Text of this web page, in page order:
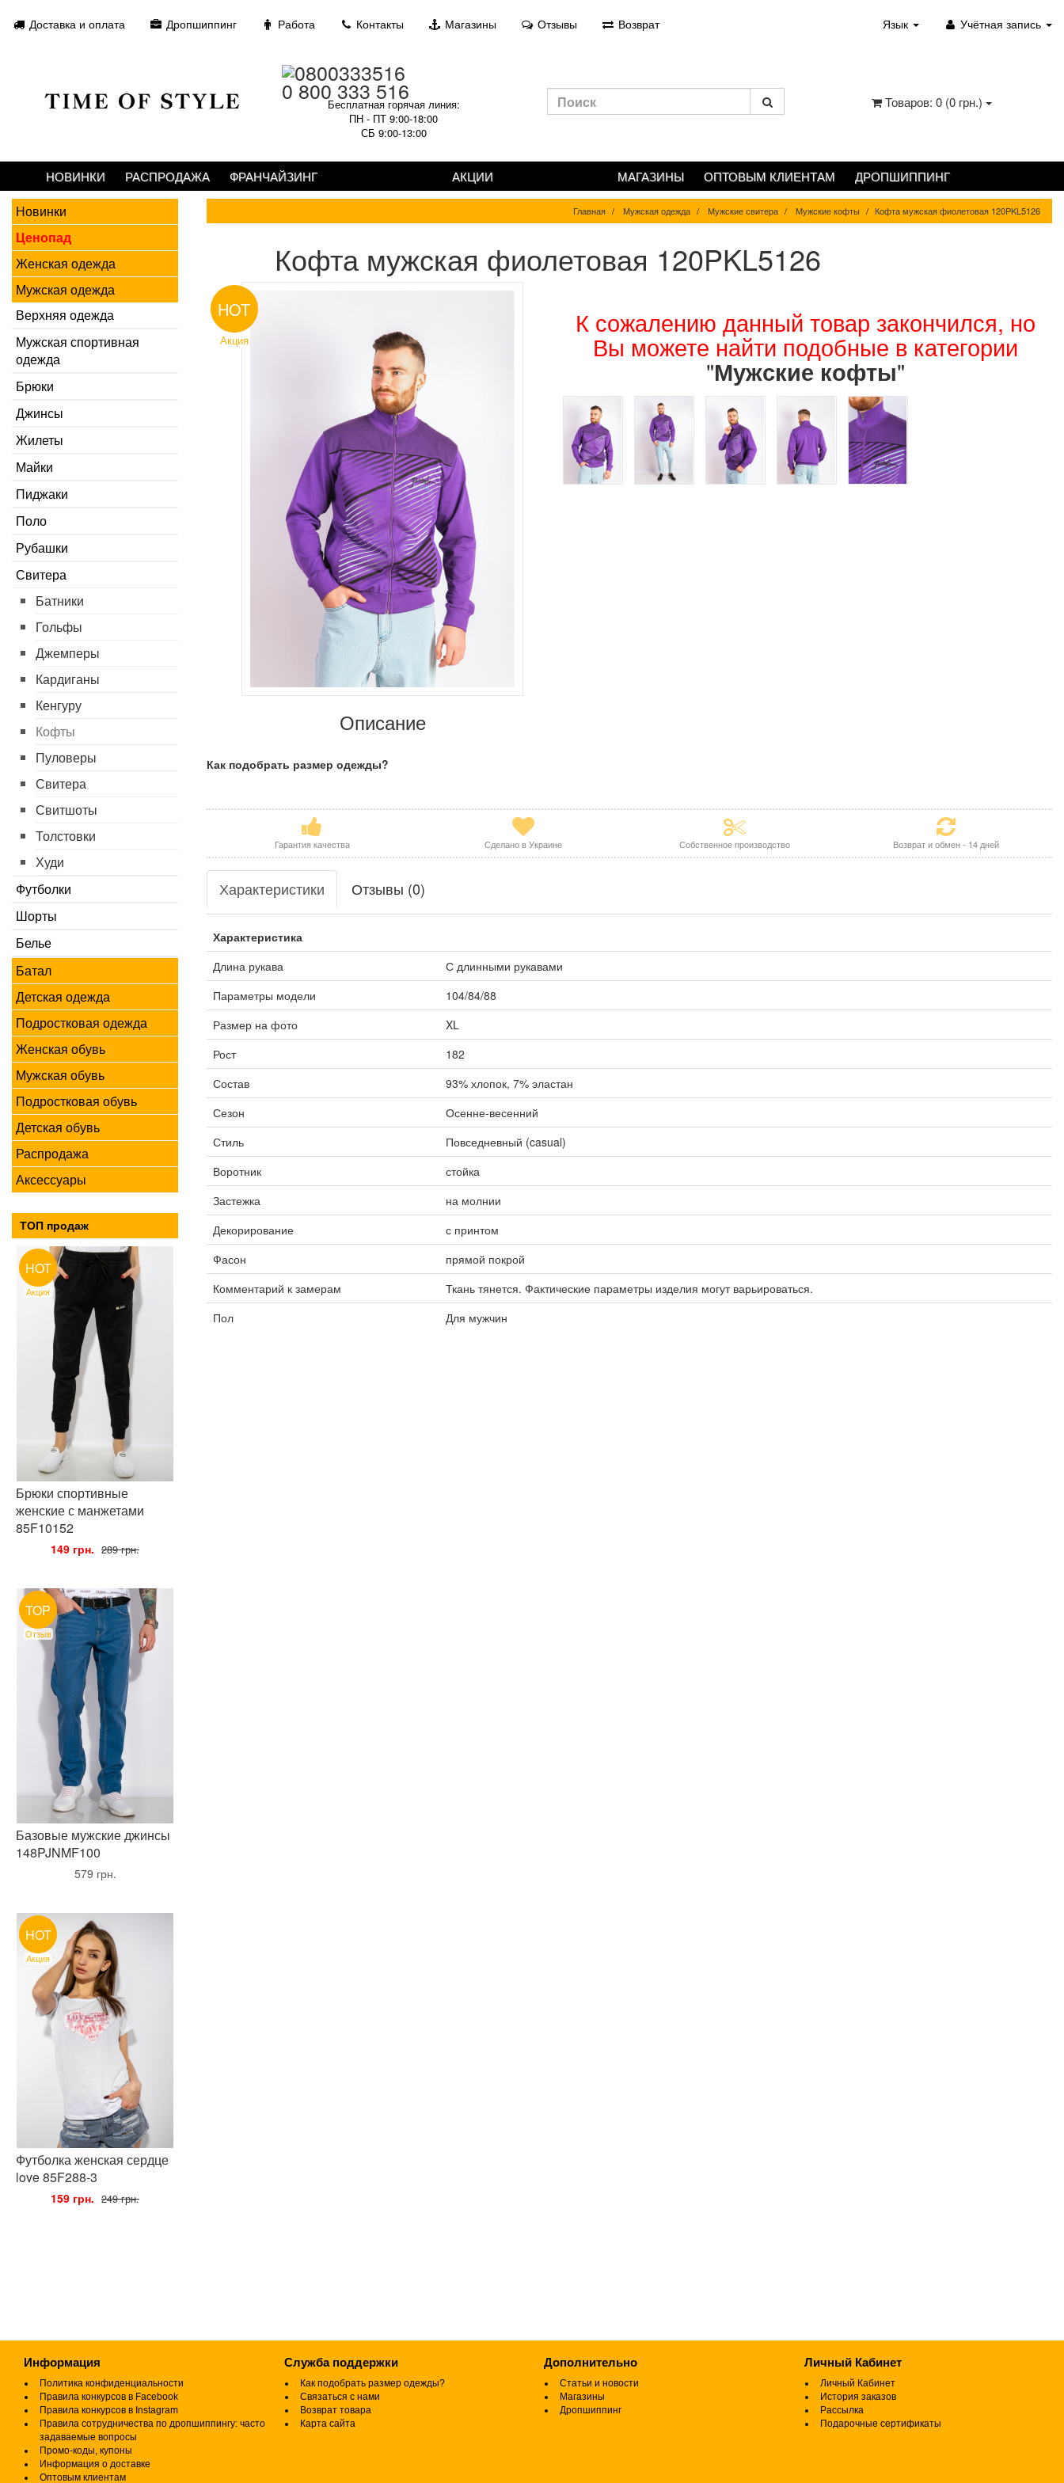
Доставка и оплата Дропшиппинг Работа Контакты Магазины Отзывы Возврат Язык Учётная запись
0 800 333 516
Бесплатная горячая линия:
ПН - ПТ 9:00-18:00
СБ 9:00-13:00
Товаров: 0 (0 грн.)
НОВИНКИ РАСПРОДАЖА ФРАНЧАЙЗИНГ АКЦИИ МАГАЗИНЫ ОПТОВЫМ КЛИЕНТАМ ДРОПШИППИНГ
Новинки
Ценопад
Женская одежда
Мужская одежда
Верхняя одежда
Мужская спортивная
одежда
Брюки
Джинсы
Жилеты
Майки
Пиджаки
Поло
Рубашки
Свитера
Батники
Гольфы
Джемперы
Кардиганы
Кенгуру
Кофты
Пуловеры
Свитера
Свитшоты
Толстовки
Худи
Футболки
Шорты
Белье
Батал
Детская одежда
Подростковая одежда
Женская обувь
Мужская обувь
Подростковая обувь
Детская обувь
Распродажа
Аксессуары
ТОП продаж
HOT
Акция
Брюки спортивные
женские с манжетами
85F10152
149 грн. 289 грн.
TOP
Отзыв
Базовые мужские джинсы
148PJNMF100
579 грн.
HOT
Акция
Футболка женская сердце
love 85F288-3
159 грн. 249 грн.
Главная Мужская одежда Мужские свитера Мужские кофты Кофта мужская фиолетовая 120PKL5126
Кофта мужская фиолетовая 120PKL5126
HOT
Акция
Описание
К сожалению данный товар закончился, но
Вы можете найти подобные в категории
"Мужские кофты"
Как подобрать размер одежды?
Гарантия качества Сделано в Украине Собственное производство Возврат и обмен - 14 дней
Характеристики Отзывы (0)
Характеристика
Длина рукава
С длинными рукавами
Параметры модели
104/84/88
Размер на фото
XL
Рост
182
Состав
93% хлопок, 7% эластан
Сезон
Осенне-весенний
Стиль
Повседневный (casual)
Воротник
стойка
Застежка
на молнии
Декорирование
с принтом
Фасон
прямой покрой
Комментарий к замерам
Ткань тянется. Фактические параметры изделия могут варьироваться.
Пол
Для мужчин
Информация
Политика конфиденциальности
Правила конкурсов в Facebook
Правила конкурсов в Instagram
Правила сотрудничества по дропшиппингу: часто
задаваемые вопросы
Промо-коды, купоны
Информация о доставке
Оптовым клиентам
Служба поддержки
Как подобрать размер одежды?
Связаться с нами
Возврат товара
Карта сайта
Дополнительно
Статьи и новости
Магазины
Дропшиппинг
Личный Кабинет
Личный Кабинет
История заказов
Рассылка
Подарочные сертификаты